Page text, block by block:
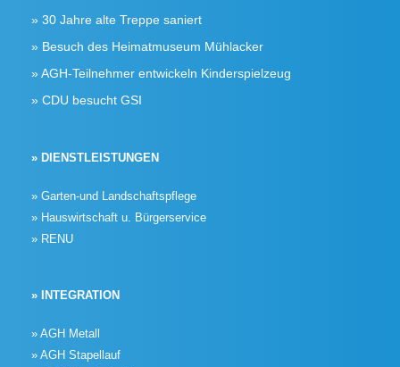
30 Jahre alte Treppe saniert
Besuch des Heimatmuseum Mühlacker
AGH-Teilnehmer entwickeln Kinderspielzeug
CDU besucht GSI
» DIENSTLEISTUNGEN
» Garten-und Landschaftspflege
» Hauswirtschaft u. Bürgerservice
» RENU
» INTEGRATION
» AGH Metall
» AGH Stapellauf